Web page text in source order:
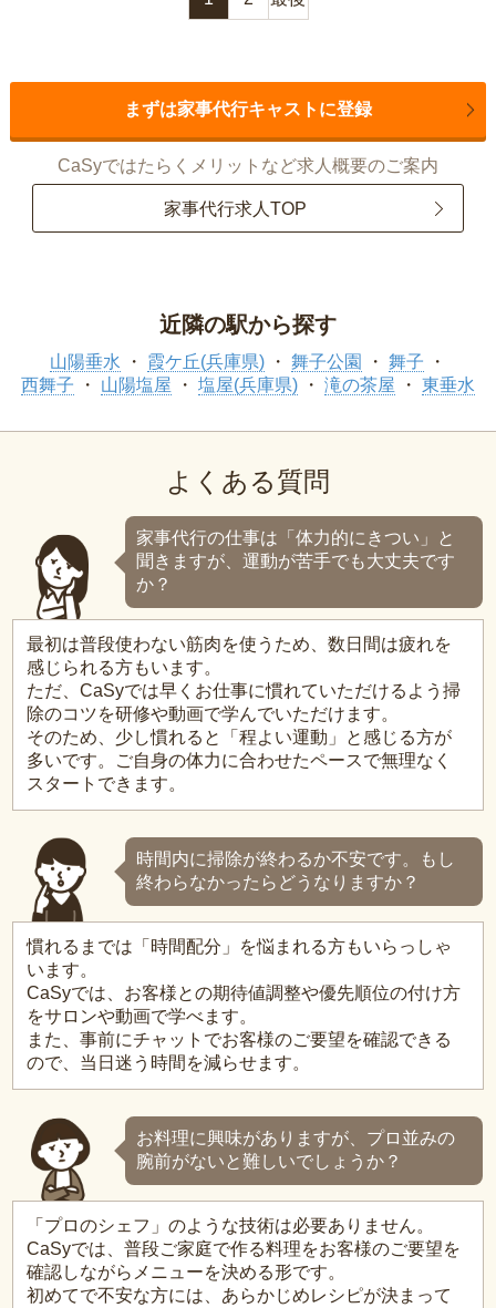
まずは家事代行キャストに登録
CaSyではたらくメリットなど求人概要のご案内
家事代行求人TOP
近隣の駅から探す
山陽垂水 霞ケ丘(兵庫県) 舞子公園
舞子
西舞子
山陽塩屋 塩屋(兵庫県) 滝の茶屋 東垂水
よくある質問
家事代行の仕事は「体力的にきつい」と
聞きますが、運動が苦手でも大丈夫です
か？
最初は普段使わない筋肉を使うため、数日間は疲れを
感じられる方もいます。
ただ、CaSyでは早くお仕事に慣れていただけるよう掃
除のコツを研修や動画で学んでいただけます。
そのため、少し慣れると「程よい運動」と感じる方が
多いです。ご自身の体力に合わせたペースで無理なく
スタートできます。
時間内に掃除が終わるか不安です。もし
終わらなかったらどうなりますか？
慣れるまでは「時間配分」を悩まれる方もいらっしゃ
います。
CaSyでは、お客様との期待値調整や優先順位の付け方
をサロンや動画で学べます。
また、事前にチャットでお客様のご要望を確認できる
ので、当日迷う時間を減らせます。
お料理に興味がありますが、プロ並みの
腕前がないと難しいでしょうか？
「プロのシェフ」のような技術は必要ありません。
CaSyでは、普段ご家庭で作る料理をお客様のご要望を
確認しながらメニューを決める形です。
初めてで不安な方には、あらかじめレシピが決まって